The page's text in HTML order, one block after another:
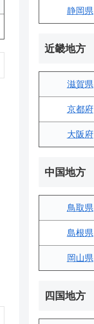
静岡県
近畿地方
滋賀県
京都府
大阪府
中国地方
鳥取県
島根県
岡山県
四国地方